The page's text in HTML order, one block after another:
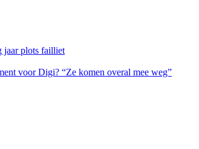
jaar plots failliet
voor Digi? “Ze komen overal mee weg”